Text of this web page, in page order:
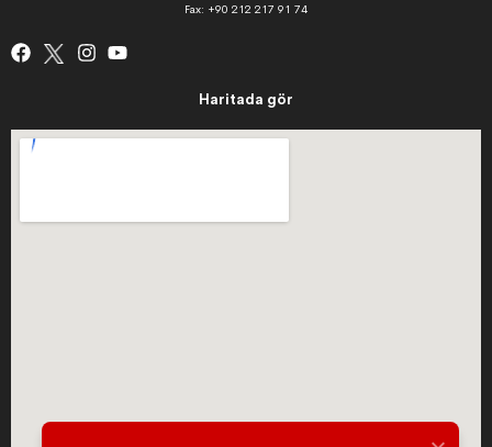
Fax: +90 212 217 91 74
Haritada gör